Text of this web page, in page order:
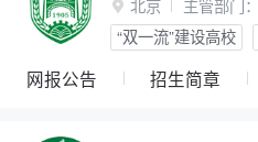
 北京 主管部门：
“双一流”建设高校
网报公告 招生简章